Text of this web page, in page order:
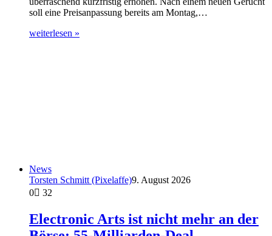
soll eine Preisanpassung bereits am Montag,…
weiterlesen »
News
Torsten Schmitt (Pixelaffe)9. August 2026
0
32
Electronic Arts ist nicht mehr an der